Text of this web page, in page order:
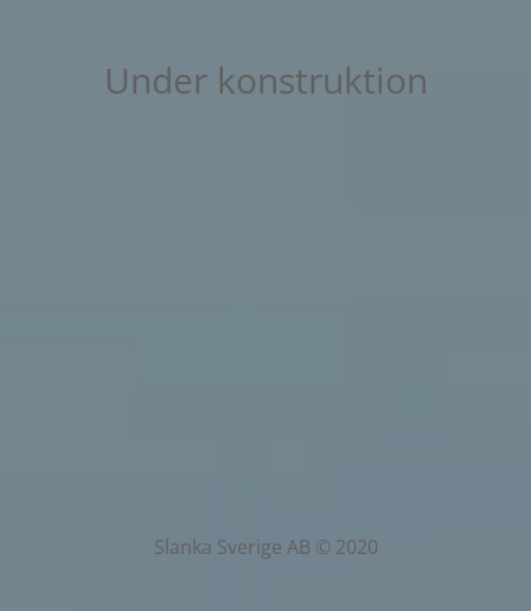
Under konstruktion
Slanka Sverige AB © 2020